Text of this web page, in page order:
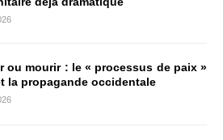
ou mourir : le « processus de paix »
la propagande occidentale